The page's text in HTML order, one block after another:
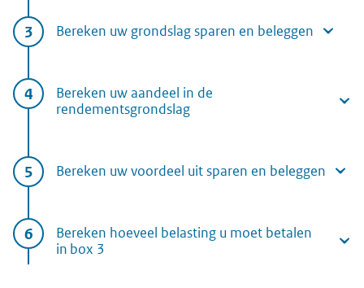
Bereken uw grondslag sparen en beleggen
Bereken uw aandeel in de
rendementsgrondslag
Bereken uw voordeel uit sparen en beleggen
Bereken hoeveel belasting u moet betalen
in box 3